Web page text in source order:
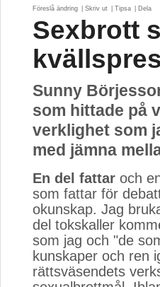
Föreslå ändring Skriv ut Tipsa Dela
Sexbrott
Sunny
som hittade på
verklighet som
med jämna
En del fattar och
som fattar för
okunskap. Jag
del tokskaller
som jag och "de
kunskaper och ren
rättsväsendets